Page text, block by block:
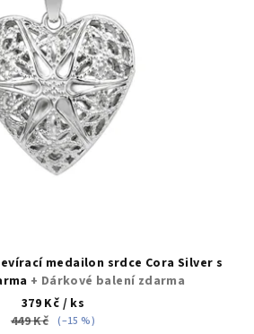
medailon srdce Cora Silver s
+ Dárkové balení zdarma
379 Kč / ks
449 Kč (–15 %)